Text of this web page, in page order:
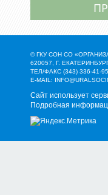
© ГКУ СОН СО
620057, Г.
ТЕЛ/ФАКС (343) 336-41-95
E-MAIL:
Сайт использует
Подробная